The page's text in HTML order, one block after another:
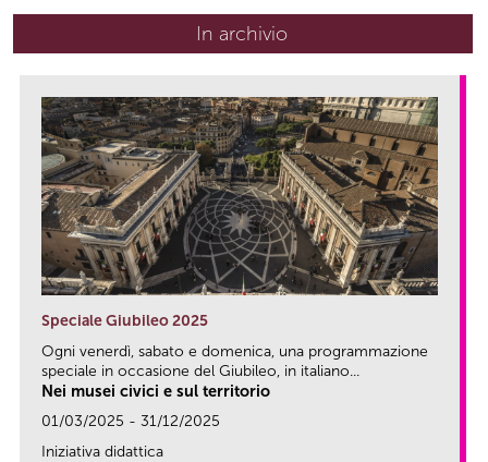
In archivio
Speciale Giubileo 2025
Ogni venerdì, sabato e domenica, una programmazione
speciale in occasione del Giubileo, in italiano...
Nei musei civici e sul territorio
01/03/2025 - 31/12/2025
Iniziativa didattica